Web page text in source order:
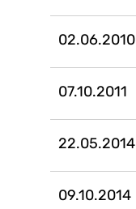
02.06.2010
07.10.2011
22.05.2014
09.10.2014